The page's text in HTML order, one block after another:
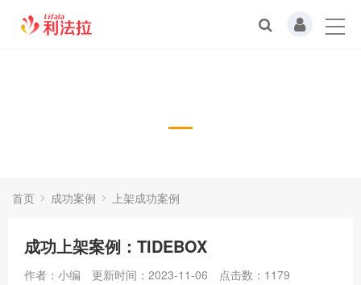
首页 成功案例 上架成功案例
成功上架案例：TIDEBOX
作者：小编 更新时间：2023-11-06 点击数： 1179